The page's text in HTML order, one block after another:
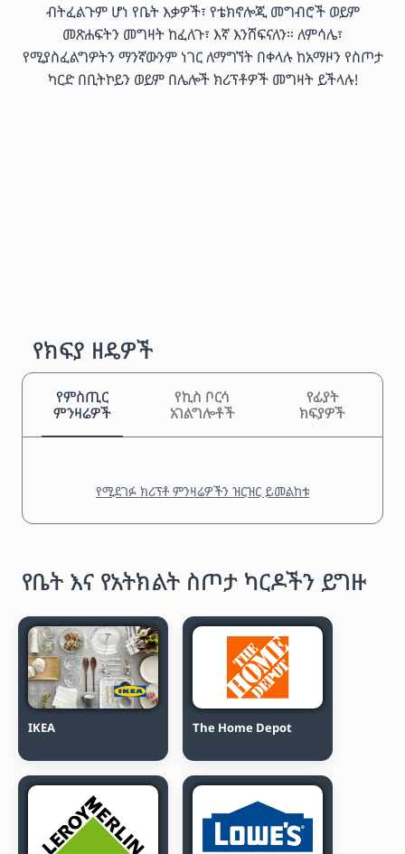
ብትፈልጉም ሆነ የቤት እቃዎች፣ የቴክኖሎጂ መግብሮች ወይም
መጽሐፍትን መግዛት ከፈለጉ፣ እኛ እንሸፍናለን። ለምሳሌ፣
የሚያስፈልግዎትን ማንኛውንም ነገር ለማግኘት በቀላሉ ከአማዞን የስጦታ
ካርድ በቢትኮይን ወይም በሌሎች ክሪፕቶዎች መግዛት ይችላሉ!
የክፍያ ዘዴዎች
የምስጢር
ምንዛሬዎች
የኪስ ቦርሳ
አገልግሎቶች
የፊያት
ክፍያዎች
የሚደገፉ ክሪፕቶ ምንዛሬዎችን ዝርዝር ይመልከቱ
የቤት እና የአትክልት ስጦታ ካርዶችን ይግዙ
IKEA The Home Depot